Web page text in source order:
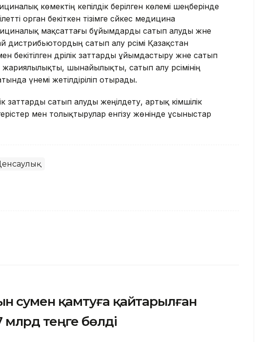
көмектің кепілдік берілген көлемі шеңберінде
орган бекіткен тізімге сәйкес медицина
мақсаттағы бұйымдарды сатып алуды және
дистрибьютордың сатып алу рәсімі Қазақстан
бекітілген дәрілік заттарды ұйымдастыру және сатып
жариялылықты, шынайылықты, сатып алу рәсімінің
үнемі жетілдіріліп отырады.
заттарды сатып алуды жеңілдету, артық әкімшілік
мен толықтырулар енгізу жөнінде ұсыныстар
сумен қамтуға қайтарылған
млрд теңге бөлді